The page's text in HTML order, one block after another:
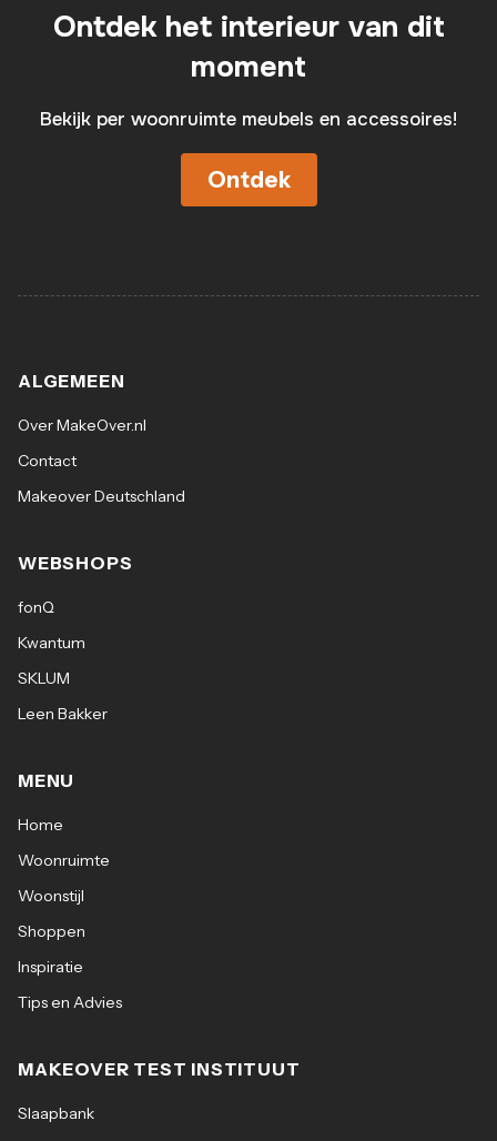
Ontdek het interieur van dit
moment
Bekijk per woonruimte meubels en accessoires!
Ontdek
ALGEMEEN
Over MakeOver.nl
Contact
Makeover Deutschland
WEBSHOPS
fonQ
Kwantum
SKLUM
Leen Bakker
MENU
Home
Woonruimte
Woonstijl
Shoppen
Inspiratie
Tips en Advies
MAKEOVER TEST INSTITUUT
Slaapbank